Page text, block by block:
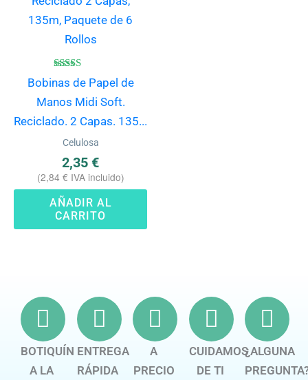
Valorado
con
4.60
de 5
Bobinas de Papel de
Manos Midi Soft.
Reciclado. 2 Capas. 135...
Celulosa
2,35 €
(2,84 € IVA incluido)
AÑADIR AL
CARRITO
BOTIQUÍN
A LA
ENTREGA
RÁPIDA
A
PRECIO
CUIDAMOS
DE TI
¿ALGUNA